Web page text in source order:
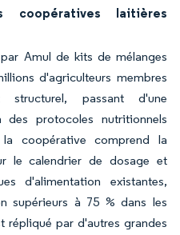
coopératives laitières
Amul de kits de mélanges
d'agriculteurs membres
structurel, passant d'une
des protocoles nutritionnels
coopérative comprend la
le calendrier de dosage et
d'alimentation existantes,
supérieurs à 75 % dans les
par d'autres grandes